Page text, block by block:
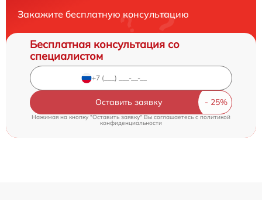
Закажите бесплатную консультацию
Бесплатная консультация со
специалистом
Оставить заявку
Нажимая на кнопку "Оставить заявку" Вы соглашаетесь cполитикой
конфиденциальности